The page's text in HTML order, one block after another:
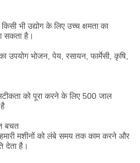
भी उद्योग के लिए उच्च क्षमता का
सकता है।
उपयोग भोजन, पेय, रसायन, फार्मेसी, कृषि,
को पूरा करने के लिए 500 जाल
बचत
मशीनों को लंबे समय तक काम करने और
देता है।